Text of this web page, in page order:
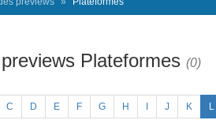
Plateformes (0)
C D E F G H J K L